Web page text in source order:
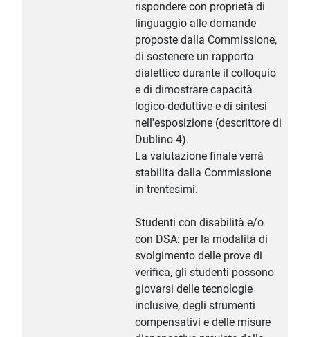
rispondere con proprietà di
linguaggio alle domande
proposte dalla Commissione,
di sostenere un rapporto
dialettico durante il colloquio
e di dimostrare capacità
logico-deduttive e di sintesi
nell'esposizione (descrittore di
Dublino 4).
La valutazione finale verrà
stabilita dalla Commissione
in trentesimi.
Studenti con disabilità e/o
con DSA: per la modalità di
svolgimento delle prove di
verifica, gli studenti possono
giovarsi delle tecnologie
inclusive, degli strumenti
compensativi e delle misure